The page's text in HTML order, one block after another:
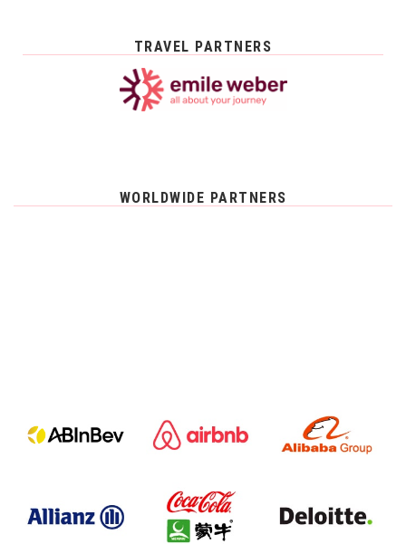
TRAVEL PARTNERS
WORLDWIDE PARTNERS